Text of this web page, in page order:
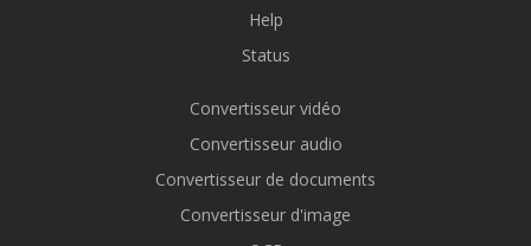
Help
Status
Convertisseur vidéo
Convertisseur audio
Convertisseur de documents
Convertisseur d'image